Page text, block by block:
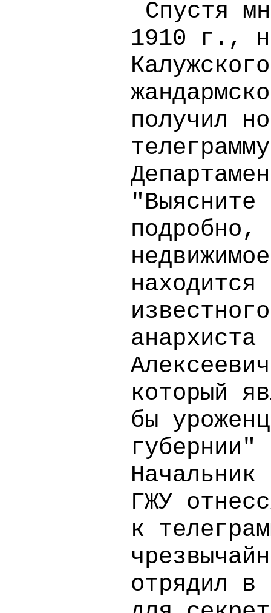
Спустя
1910 г.,
получил
"Выясните
подробно,
анархиста
который
бы
Начальник
ГЖУ
к
отрядил в